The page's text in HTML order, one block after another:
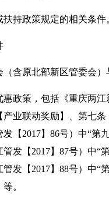
持政策规定的相关条件
含原北部新区管委会）
政策，包括《重庆两江
业联动奖励】、第七
【2017】86号）中“
发【2017】87号）中
发【2017】88号）中
。